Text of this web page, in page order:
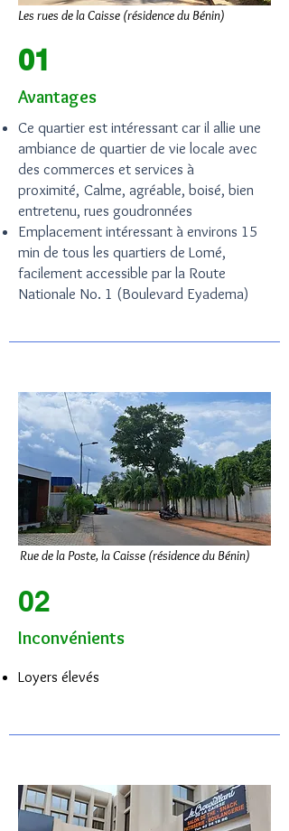
Les rues de la Caisse (résidence du Bénin)
01
Avantages
Ce quartier est intéressant car il allie une
ambiance de quartier de vie locale avec
des commerces et services à
proximité, Calme, agréable, boisé, bien
entretenu, rues goudronnées
Emplacement intéressant à environs 15
min de tous les quartiers de Lomé,
facilement accessible par la Route
Nationale No. 1 (Boulevard Eyadema)
Rue de la Poste, la Caisse (résidence du Bénin)
02
Inconvénients
Loyers élevés